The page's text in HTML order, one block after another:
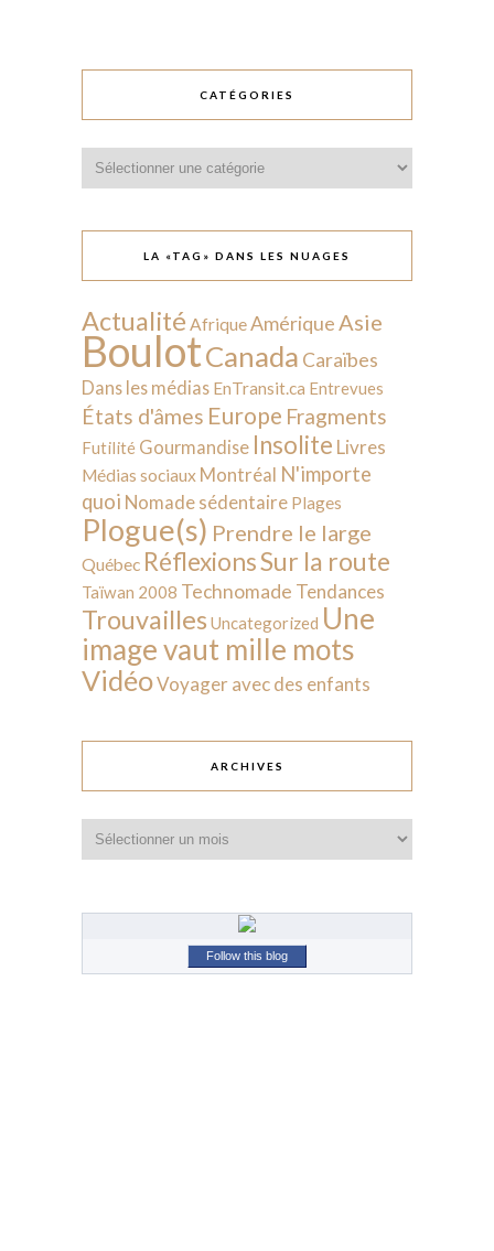
CATÉGORIES
LA «TAG» DANS LES NUAGES
Actualité AfriqueAmériqueAsie
BoulotCanada Caraïbes
Dans les médias EnTransit.ca Entrevues
États d'âmes Europe Fragments
Futilité Gourmandise Insolite Livres
Médias sociaux Montréal N'importe
quoi Nomade sédentaire Plages
Plogue(s) Prendre le large
Québec RéflexionsSur la route
Taïwan 2008 Technomade Tendances
Trouvailles Uncategorized Une
image vaut mille mots
VidéoVoyager avec des enfants
ARCHIVES
Follow this blog